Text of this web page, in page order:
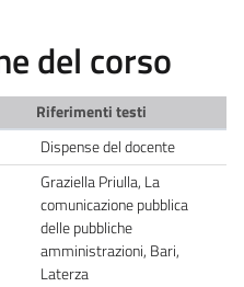
del corso
Riferimenti testi
Dispense del docente
Graziella Priulla, La
comunicazione pubblica
delle pubbliche
amministrazioni, Bari,
Laterza